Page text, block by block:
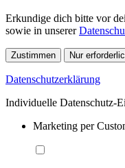
Erkundige dich bitte vor
sowie in unserer
Zustimmen Nur
Datenschutzerklärung
Individuelle Datenschutz-
Marketing per